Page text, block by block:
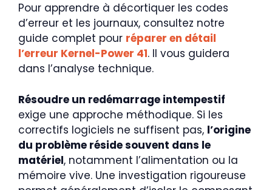
Pour apprendre à décortiquer les codes
d’erreur et les journaux, consultez notre
guide complet pour réparer en détail
l’erreur Kernel-Power 41. Il vous guidera
dans l’analyse technique.
Résoudre un redémarrage intempestif
exige une approche méthodique. Si les
correctifs logiciels ne suffisent pas, l’origine
du problème réside souvent dans le
matériel, notamment l’alimentation ou la
mémoire vive. Une investigation rigoureuse